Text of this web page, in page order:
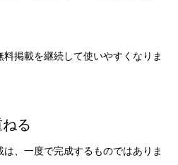
掲載を継続して使いやすくなりま
る
、一度で完成するものではありま